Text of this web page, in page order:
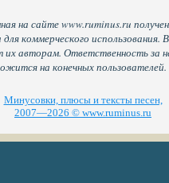
на сайте www.ruminus.ru
коммерческого
авторам. Ответственность за
на конечных пользователей.
Минусовки, плюсы и тексты песен,
2007—2026 © www.ruminus.ru